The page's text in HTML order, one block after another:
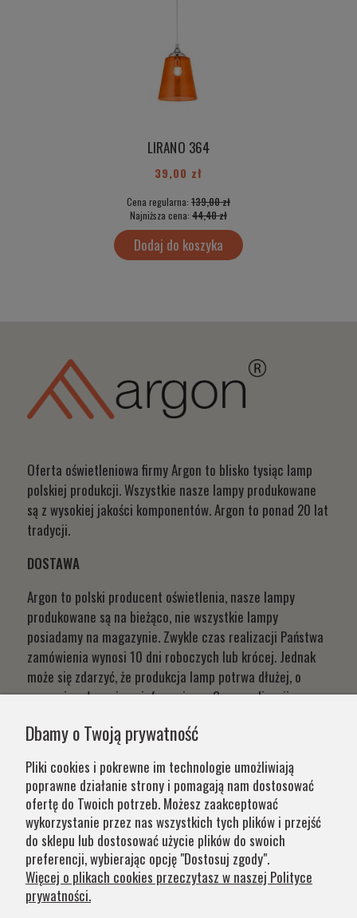
LIRANO 364
39,00 zł
Cena regularna: 139,00 zł
Najniższa cena: 44,40 zł
Dodaj do koszyka
Oferta oświetleniowa firmy Argon to blisko tysiąc lamp
polskiej produkcji. Wszystkie nasze lampy produkowane
są z wysokiej jakości komponentów. Argon to ponad 20 lat
tradycji.
DOSTAWA
Argon to polski producent oświetlenia, nasze lampy
produkowane są na bieżąco, nie wszystkie lampy
posiadamy na magazynie. Zwykle czas realizacji Państwa
zamówienia wynosi 10 dni roboczych lub krócej. Jednak
może się zdarzyć, że produkcja lamp potrwa dłużej, o
czym niezwłocznie poinformujemy. Czas realizacji
chęci zapewnienia jak najwyższej jakości produktu. W
na zamówienie jest zaznaczony w opisie. Wierzymy, że na
nasze lampy warto czasem poczekać.
Kategorie
Obsługa klienta
Dbamy o Twoją prywatność
Pliki cookies i pokrewne im technologie umożliwiają
poprawne działanie strony i pomagają nam dostosować
ofertę do Twoich potrzeb. Możesz zaakceptować
wykorzystanie przez nas wszystkich tych plików i przejść
do sklepu lub dostosować użycie plików do swoich
preferencji, wybierając opcję "Dostosuj zgody".
Więcej o plikach cookies przeczytasz w naszej Polityce
prywatności.